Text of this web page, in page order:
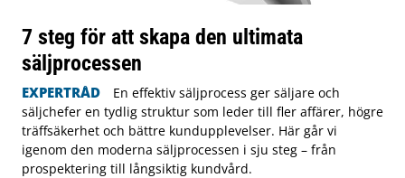
7 steg för att skapa den ultimata
säljprocessen
EXPERTRÅD
En effektiv säljprocess ger säljare och
säljchefer en tydlig struktur som leder till fler affärer, högre
träffsäkerhet och bättre kundupplevelser. Här går vi
igenom den moderna säljprocessen i sju steg – från
prospektering till långsiktig kundvård.